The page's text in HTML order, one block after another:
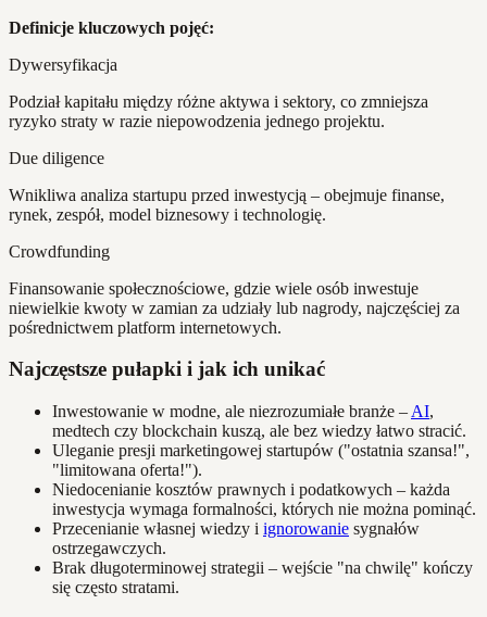
Definicje kluczowych pojęć:
Dywersyfikacja
Podział kapitału między różne aktywa i sektory, co zmniejsza
ryzyko straty w razie niepowodzenia jednego projektu.
Due diligence
Wnikliwa analiza startupu przed inwestycją – obejmuje finanse,
rynek, zespół, model biznesowy i technologię.
Crowdfunding
Finansowanie społecznościowe, gdzie wiele osób inwestuje
niewielkie kwoty w zamian za udziały lub nagrody, najczęściej za
pośrednictwem platform internetowych.
Najczęstsze pułapki i jak ich unikać
Inwestowanie w modne, ale niezrozumiałe branże – AI,
medtech czy blockchain kuszą, ale bez wiedzy łatwo stracić.
Uleganie presji marketingowej startupów ("ostatnia szansa!",
"limitowana oferta!").
Niedocenianie kosztów prawnych i podatkowych – każda
inwestycja wymaga formalności, których nie można pominąć.
Przecenianie własnej wiedzy i ignorowanie sygnałów
ostrzegawczych.
Brak długoterminowej strategii – wejście "na chwilę" kończy
się często stratami.